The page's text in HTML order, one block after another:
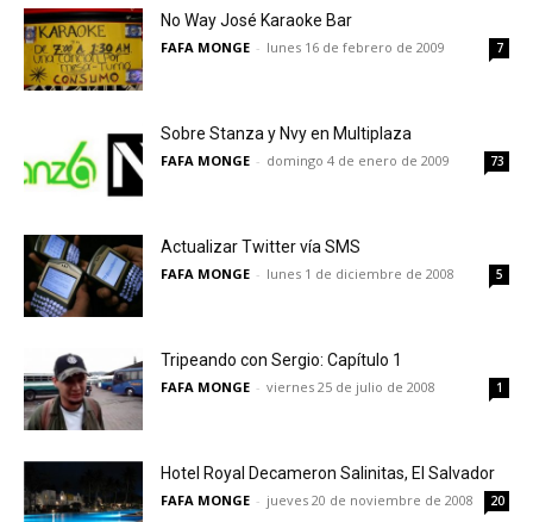
No Way José Karaoke Bar
FAFA MONGE - lunes 16 de febrero de 2009 7
Sobre Stanza y Nvy en Multiplaza
FAFA MONGE - domingo 4 de enero de 2009 73
Actualizar Twitter vía SMS
FAFA MONGE - lunes 1 de diciembre de 2008 5
Tripeando con Sergio: Capítulo 1
FAFA MONGE - viernes 25 de julio de 2008 1
Hotel Royal Decameron Salinitas, El Salvador
FAFA MONGE - jueves 20 de noviembre de 2008 20